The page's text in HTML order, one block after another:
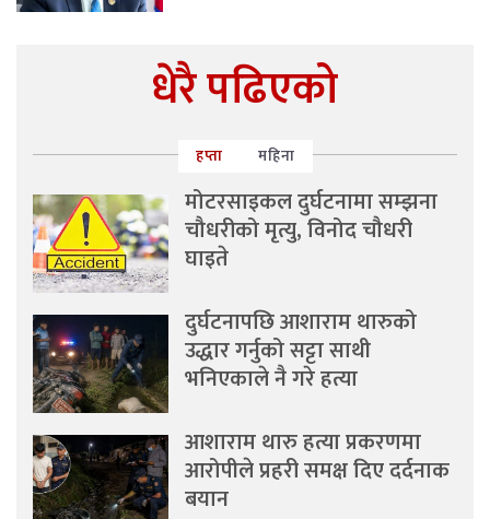
धेरै पढिएको
हप्ता महिना
मोटरसाइकल दुर्घटनामा सम्झना
चौधरीको मृत्यु, विनोद चौधरी
घाइते
दुर्घटनापछि आशाराम थारुको
उद्धार गर्नुको सट्टा साथी
भनिएकाले नै गरे हत्या
आशाराम थारु हत्या प्रकरणमा
आरोपीले प्रहरी समक्ष दिए दर्दनाक
बयान